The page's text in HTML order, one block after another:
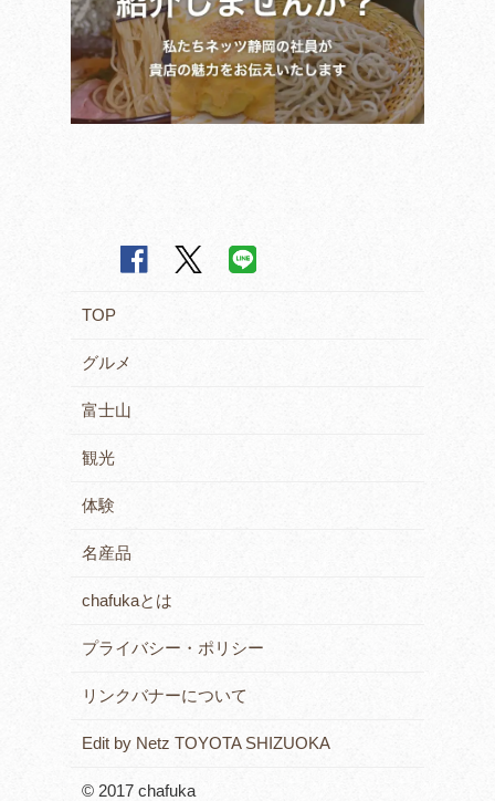
TOP
グルメ
富士山
観光
体験
名産品
chafukaとは
プライバシー・ポリシー
リンクバナーについて
Edit by Netz TOYOTA SHIZUOKA
© 2017 chafuka